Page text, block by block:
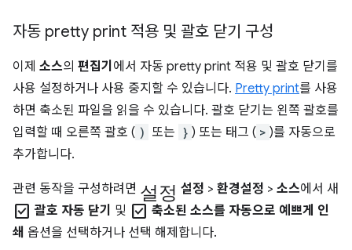
자동 pretty print 적용 및 괄호 닫기 구성
이제 소스의 편집기 에서 자동 pretty print 적용 및 괄호 닫기를
사용 설정하거나 사용 중지할 수 있습니다. Pretty print를 사용
하면 축소된 파일을 읽을 수 있습니다. 괄호 닫기는 왼쪽 괄호를
입력할 때 오른쪽 괄호 ( ) 또는 } ) 또는 태그 ( > )를 자동으로
추가합니다.
관련 동작을 구성하려면 설정 설정 > 환경설정 > 소스에서 새
check_box 괄호 자동 닫기 및 check_box 축소된 소스를 자동으로 예쁘게 인
쇄 옵션을 선택하거나 선택 해제합니다.